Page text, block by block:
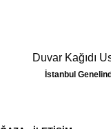
Duvar Kağıdı
İstanbul